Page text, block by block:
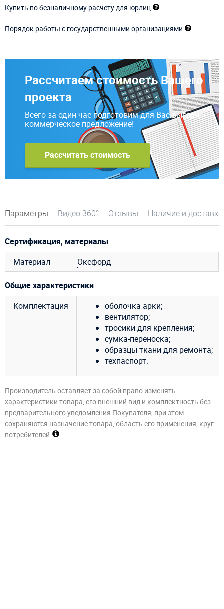
Купить по безналичному расчету для юрлиц
Порядок работы с государственными организациями
Рассчитаем стоимость Вашего
проекта
Всего за один час подготовим для Вас выгодное
коммерческое предложение!
Рассчитать стоимость
Параметры Видео 360° Отзывы Наличие и доставка
Сертификация, материалы
Материал
Оксфорд
Общие характеристики
Комплектация
оболочка арки;
вентилятор;
тросики для крепления;
сумка-переноска;
образцы ткани для ремонта;
техпаспорт.
Производитель оставляет за собой право изменять
характеристики товара, его внешний вид и комплектность без
предварительного уведомления Покупателя, при этом
сохраняются назначение товара, область его применения, круг
потребителей